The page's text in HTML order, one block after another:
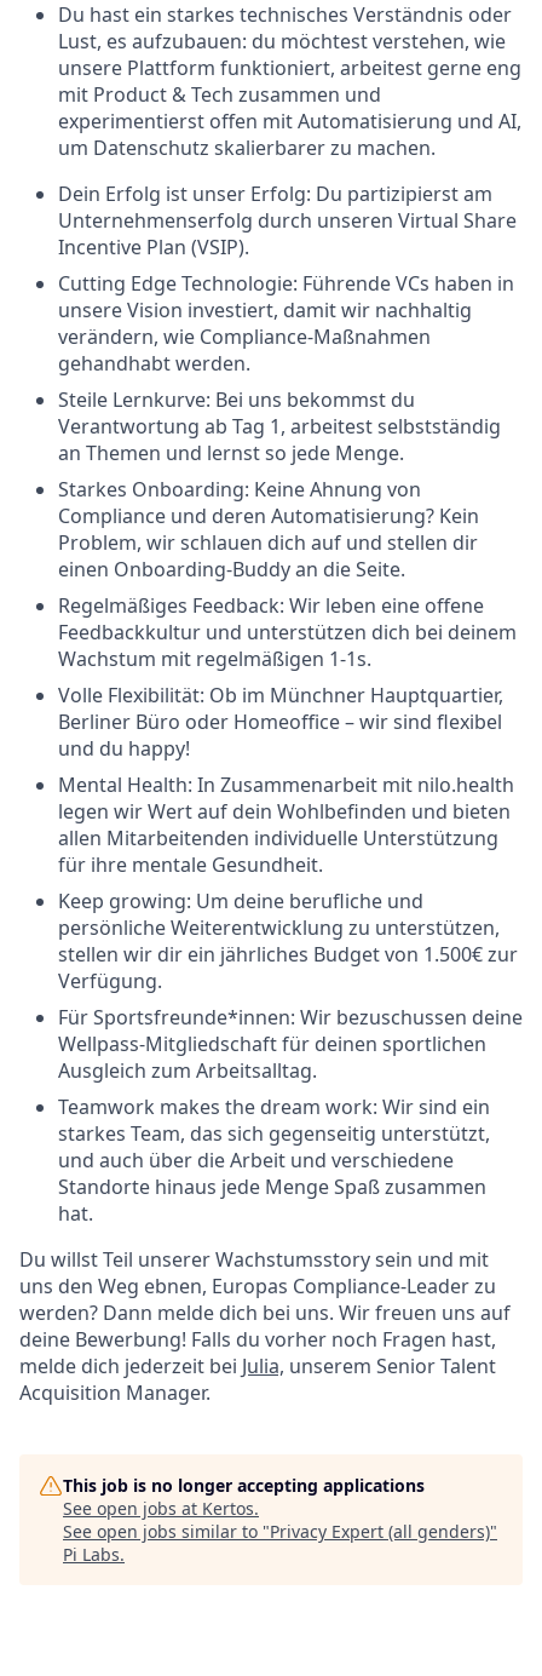
Du hast ein starkes technisches Verständnis oder
Lust, es aufzubauen: du möchtest verstehen, wie
unsere Plattform funktioniert, arbeitest gerne eng
mit Product & Tech zusammen und
experimentierst offen mit Automatisierung und AI,
um Datenschutz skalierbarer zu machen.
Dein Erfolg ist unser Erfolg: Du partizipierst am
Unternehmenserfolg durch unseren Virtual Share
Incentive Plan (VSIP).
Cutting Edge Technologie: Führende VCs haben in
unsere Vision investiert, damit wir nachhaltig
verändern, wie Compliance-Maßnahmen
gehandhabt werden.
Steile Lernkurve: Bei uns bekommst du
Verantwortung ab Tag 1, arbeitest selbstständig
an Themen und lernst so jede Menge.
Starkes Onboarding: Keine Ahnung von
Compliance und deren Automatisierung? Kein
Problem, wir schlauen dich auf und stellen dir
einen Onboarding-Buddy an die Seite.
Regelmäßiges Feedback: Wir leben eine offene
Feedbackkultur und unterstützen dich bei deinem
Wachstum mit regelmäßigen 1-1s.
Volle Flexibilität: Ob im Münchner Hauptquartier,
Berliner Büro oder Homeoffice – wir sind flexibel
und du happy!
Mental Health: In Zusammenarbeit mit nilo.health
legen wir Wert auf dein Wohlbefinden und bieten
allen Mitarbeitenden individuelle Unterstützung
für ihre mentale Gesundheit.
Keep growing: Um deine berufliche und
persönliche Weiterentwicklung zu unterstützen,
stellen wir dir ein jährliches Budget von 1.500€ zur
Verfügung.
Für Sportsfreunde*innen: Wir bezuschussen deine
Wellpass-Mitgliedschaft für deinen sportlichen
Ausgleich zum Arbeitsalltag.
Teamwork makes the dream work: Wir sind ein
starkes Team, das sich gegenseitig unterstützt,
und auch über die Arbeit und verschiedene
Standorte hinaus jede Menge Spaß zusammen
hat.
Du willst Teil unserer Wachstumsstory sein und mit
uns den Weg ebnen, Europas Compliance-Leader zu
werden? Dann melde dich bei uns. Wir freuen uns auf
deine Bewerbung! Falls du vorher noch Fragen hast,
melde dich jederzeit bei Julia, unserem Senior Talent
Acquisition Manager.
This job is no longer accepting applications
See open jobs at Kertos.
See open jobs similar to "Privacy Expert (all genders)"
Pi Labs.